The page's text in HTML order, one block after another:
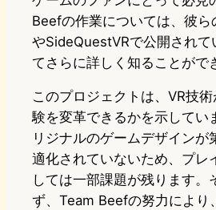
Beefの作業については、彼
やSideQuestVRで公開されて
てさらに詳しく知ることがで
このプロジェクトは、VR技
験を変革できるかを示してい
リジナルのゲームデザインが
適化されていないため、プレ
しては一部課題が残ります。
ず、Team Beefの努力により